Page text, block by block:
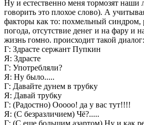
Ну и естественно меня тормозят
говорить это плохое слово). А
факторы как то: похмельный синдром,
погода, отсутствие денег и на фару и
жизнь гомно. происходит такой диалог:
Г: Здрасте сержант Пупкин
Я: Здрасте
Г: Употребляли?
Я: Ну было.....
Г: Давайте дунем в трубку
Я: Давай трубку
Г: (Радостно) Ооооо! да у вас тут!!!!
Я: (С безразличием) Чё?.....
Г: (С еще большим азартом) Ну и как